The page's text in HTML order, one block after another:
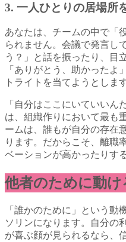
3. 一人ひとりの居場所
あなたは、チームの中で「
られません。会議で発言し
う？」と話を振ったり、目
「ありがとう、助かったよ
トライトを当てようとします
「自分はここにいていいん
は、組織作りにおいて最も
ームは、誰もが自分の存在
ります。だからこそ、離職
ベーションが高かったりす
他者のために動け
「誰かのために」という動
ソリンになります。自分の
が喜ぶ顔が見られるなら、